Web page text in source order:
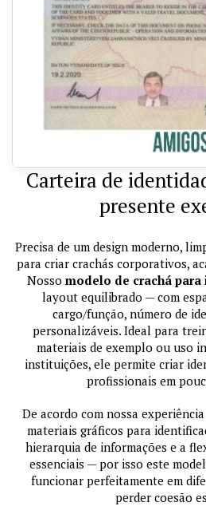
Carteira de
presente
Precisa de um design moderno,
para criar crachás corporativos,
Nosso modelo de crachá para
layout equilibrado — com
cargo/função, número de
personalizáveis. Ideal para
materiais de exemplo ou uso
instituições, ele permite criar
profissionais em
De acordo com nossa
materiais gráficos para
hierarquia de informações e a
essenciais — por isso este
funcionar perfeitamente em
perder coesão